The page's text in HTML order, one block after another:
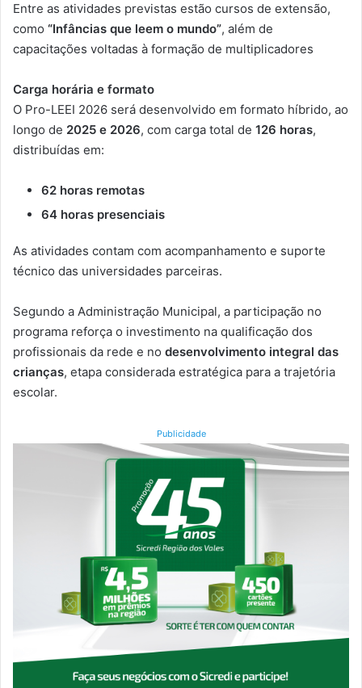
Entre as atividades previstas estão cursos de extensão,
como “Infâncias que leem o mundo”, além de
capacitações voltadas à formação de multiplicadores
Carga horária e formato
O Pro-LEEI 2026 será desenvolvido em formato híbrido, ao
longo de 2025 e 2026, com carga total de 126 horas,
distribuídas em:
62 horas remotas
64 horas presenciais
As atividades contam com acompanhamento e suporte
técnico das universidades parceiras.
Segundo a Administração Municipal, a participação no
programa reforça o investimento na qualificação dos
profissionais da rede e no desenvolvimento integral das
crianças, etapa considerada estratégica para a trajetória
escolar.
Publicidade